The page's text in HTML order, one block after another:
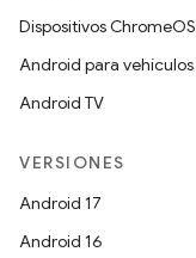
Dispositivos ChromeOS
Android para vehículos
Android TV
VERSIONES
Android 17
Android 16